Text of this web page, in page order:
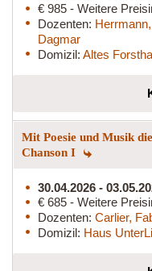
€ 985 - Weitere
Dozenten:
Dagmar
Domizil: Altes
Mit Poesie und Musik
Chanson I
30.04.2026 -
€ 685 - Weitere
Dozenten: Carlier,
Domizil: Haus